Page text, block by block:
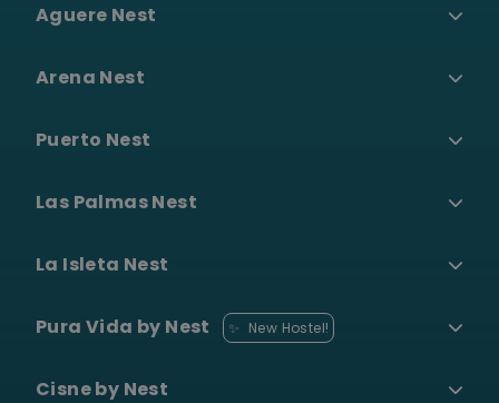
Aguere Nest
Arena Nest
Puerto Nest
Las Palmas Nest
La Isleta Nest
Pura Vida by Nest ✨ New Hostel!
Cisne by Nest